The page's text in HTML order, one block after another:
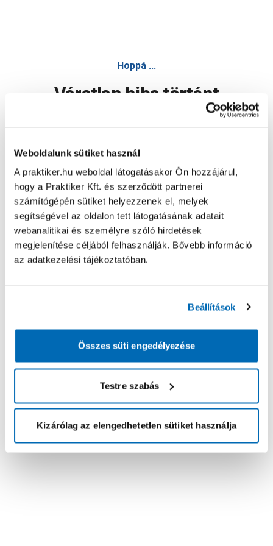
Weboldalunk sütiket használ
A praktiker.hu weboldal látogatásakor Ön hozzájárul,
hogy a Praktiker Kft. és szerződött partnerei
számítógépén sütiket helyezzenek el, melyek
segítségével az oldalon tett látogatásának adatait
webanalitikai és személyre szóló hirdetések
megjelenítése céljából felhasználják. Bővebb információ
az adatkezelési tájékoztatóban.
Beállítások
Összes süti engedélyezése
Testre szabás
Kizárólag az elengedhetetlen sütiket használja
Hoppá ...
Váratlan hiba történt
Oldal újratöltése